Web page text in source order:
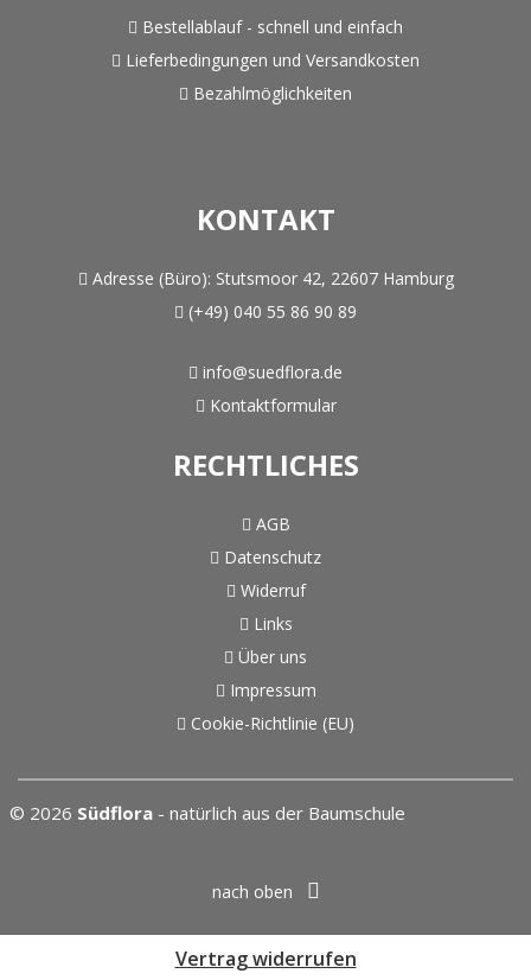
Bestellablauf - schnell und einfach
Lieferbedingungen und Versandkosten
Bezahlmöglichkeiten
KONTAKT
Adresse (Büro): Stutsmoor 42, 22607 Hamburg
(+49) 040 55 86 90 89
info@suedflora.de
Kontaktformular
RECHTLICHES
AGB
Datenschutz
Widerruf
Links
Über uns
Impressum
Cookie-Richtlinie (EU)
© 2026 Südflora- natürlich aus der Baumschule
nach oben
Vertrag widerrufen